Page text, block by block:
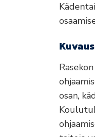
osan,